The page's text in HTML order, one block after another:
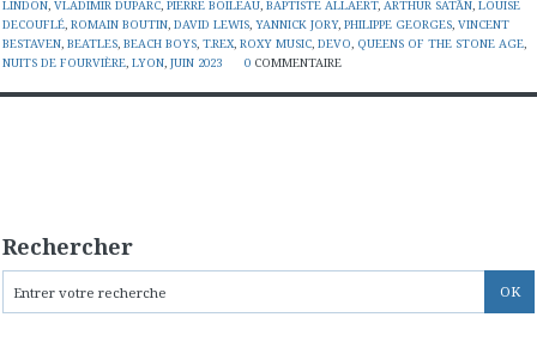
LINDON VLADIMIR DUPARC PIERRE BOILEAU BAPTISTE ALLAERT, ARTHUR SATĀN LOUISE
DECOUFLÉ ROMAIN BOUTIN DAVID LEWIS YANNICK JORY, PHILIPPE GEORGES VINCENT
BESTAVEN BEATLES BEACH BOYS T.REX ROXY MUSIC DEVO QUEENS OF THE STONE AGE
NUITS DE FOURVIÈRE LYON JUIN 2023 0 COMMENTAIRE
Rechercher